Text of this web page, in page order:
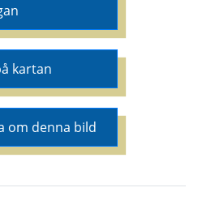
kartan
om denna bild